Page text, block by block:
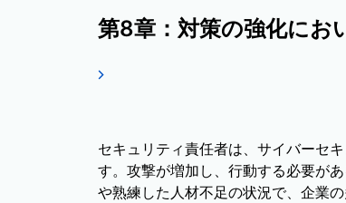
第8章：対策の強化にお
セキュリティ責任者は、サイバーセ
す。攻撃が増加し、行動する必要が
や熟練した人材不足の状況で、企業